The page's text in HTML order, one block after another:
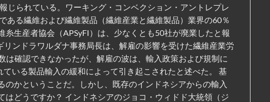
じられている。ワーキング・コンベクション・アントレプレ
る繊維および繊維製品（繊維産業と繊維製品）業界の60％
生産者協会（APSyFI）は、少なくとも50社が廃業したと報
ンドラワルダナ事務局長は、解雇の影響を受けた繊維産業労
確認できなかったが、解雇の波は、輸入政策および規制に
いる製品輸入の緩和によって引き起こされたと述べた。 基
かということだ。しかし、既存のインドネシアからの輸入
どうですか？ インドネシアのジョコ・ウィドド大統領（ジ